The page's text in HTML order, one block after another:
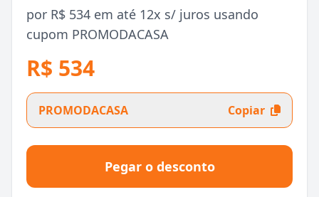
por R$ 534 em até 12x s/ juros usando
cupom PROMODACASA
R$ 534
PROMODACASA Copiar
Pegar o desconto